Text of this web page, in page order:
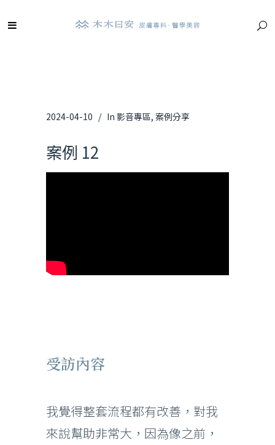
2024-04-10 In 影音專區, 案例分享
案例 12
受訪內容
我覺得整套流程都有改善，對我
來說幫助非常大，因為像之前，